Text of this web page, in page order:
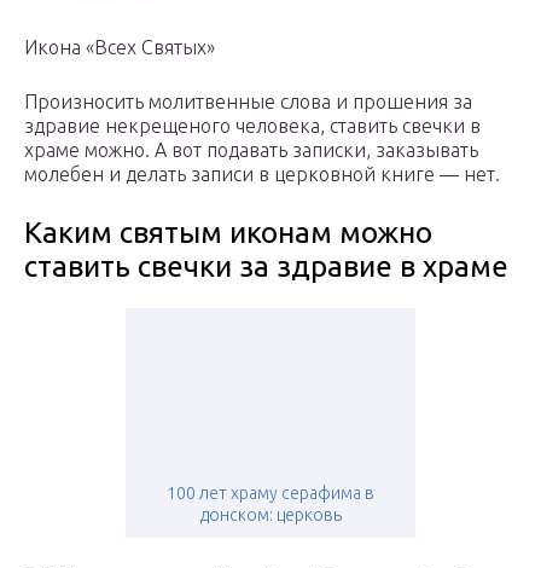
Икона «Всех Святых»
Произносить молитвенные слова и прошения за
здравие некрещеного человека, ставить свечки в
храме можно. А вот подавать записки, заказывать
молебен и делать записи в церковной книге — нет.
Каким святым иконам можно
ставить свечки за здравие в храме
100 лет храму серафима в
донском: церковь